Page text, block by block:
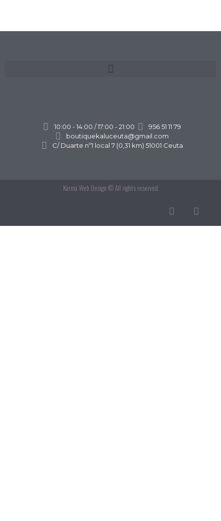
10:00 - 14:00 / 17:00 - 21:00
956 51 11 79
boutiquekaluceuta@gmail.com
C/ Duarte nº1 local 7 (0,31 km) 51001 Ceuta
Karma Web Design © All rights reserved